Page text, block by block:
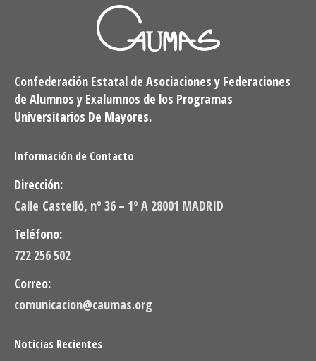
Confederación Estatal de Asociaciones y Federaciones
de Alumnos y Exalumnos de los Programas
Universitarios De Mayores.
Información de Contacto
Dirección:
Calle Castelló, nº 36 – 1º A 28001 MADRID
Teléfono:
722 256 502
Correo:
comunicacion@caumas.org
Noticias Recientes